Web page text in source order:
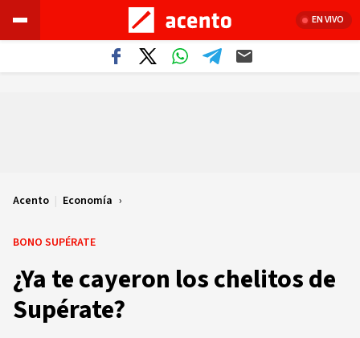
EN VIVO
Acento | Economía
BONO SUPÉRATE
¿Ya te cayeron los chelitos de
Supérate?